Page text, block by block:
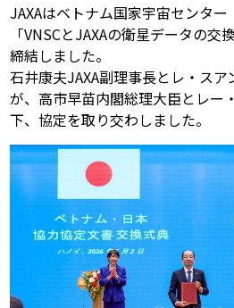
JAXAはベトナム国家宇宙センタ
「VNSCとJAXAの衛星データの
締結しました。
石井康夫JAXA副理事長とレ・スア
が、高市早苗内閣総理大臣とレー
下、協定を取り交わしました。